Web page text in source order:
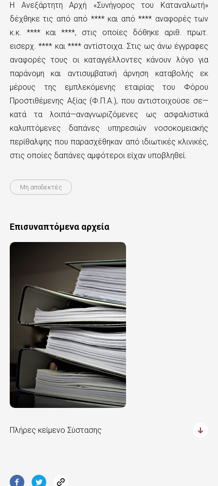
Η Ανεξάρτητη Αρχή «Συνήγορος του Καταναλωτή»
δέχθηκε τις από από **** και από **** αναφορές των
κ.κ. **** και ****, στις οποίες δόθηκε αριθ. πρωτ.
εισερχ. **** και **** αντίστοιχα. Στις ως άνω έγγραφες
αναφορές τους οι καταγγέλλοντες κάνουν λόγο για
παράνομη και αντισυμβατική άρνηση καταβολής εκ
μέρους της εμπλεκόμενης εταιρίας του Φόρου
Προστιθέμενης Αξίας (Φ.Π.Α.), που αντιστοιχούσε σε—
κατά τα λοιπά—αναγνωριζόμενες ως ασφαλιστικά
καλυπτόμενες δαπάνες υπηρεσιών νοσοκομειακής
περίθαλψης που παρασχέθηκαν από ιδιωτικές κλινικές,
στις οποίες δαπάνες αμφότεροι είχαν υποβληθεί.
Μη αποδεκτές
Επισυναπτόμενα αρχεία
Πλήρες κείμενο Σύστασης